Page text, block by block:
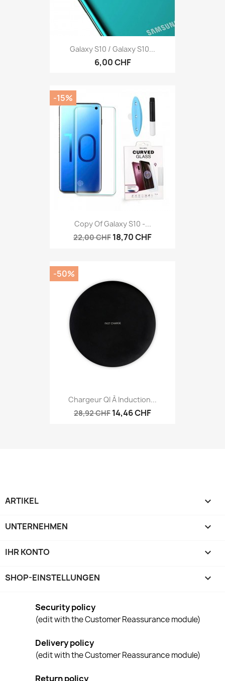
Galaxy S10 / Galaxy S10...
6,00 CHF
Copy Of Galaxy S10 -...
22,00 CHF 18,70 CHF
-15%
Chargeur QI À Induction...
28,92 CHF 14,46 CHF
-50%
ARTIKEL 
UNTERNEHMEN 
IHR KONTO 
SHOP-EINSTELLUNGEN keyboard_arrow_down
Security policy
(edit with the Customer Reassurance module)
Delivery policy
(edit with the Customer Reassurance module)
Return policy